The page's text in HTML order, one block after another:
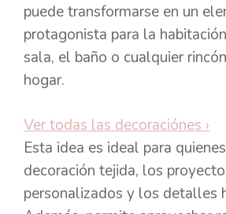
puede transformarse en un
protagonista para la
sala, el baño o cualquier
hogar.
Ver todas las decoraciónes ›
Esta idea es ideal para
decoración tejida, los
personalizados y los detalles